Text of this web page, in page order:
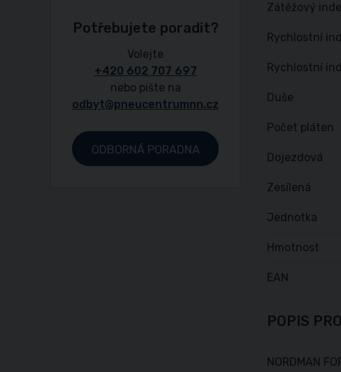
Zátěžový
Rychlostní
Rychlostní
Duše
Počet pláten
Dojezdová
Zesílená
Jednotka
Hmotnost
EAN
POPIS
NORDMAN
Potřebujete poradit?
Volejte
+420 602 707 697
nebo pište na
odbyt@pneucentrumnn.cz
ODBORNÁ PORADNA